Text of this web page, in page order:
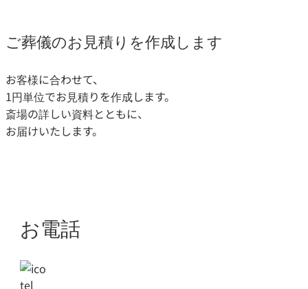
ご葬儀のお見積りを作成します
お客様に合わせて、
1円単位でお見積りを作成します。
斎場の詳しい資料とともに、
お届けいたします。
お電話